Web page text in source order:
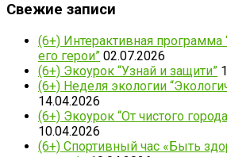
Свежие записи
(6+) Интерактивная программа
его герои” 02.07.2026
(6+) Экоурок “Узнай и защити”
(6+) Неделя экологии
14.04.2026
(6+) Экоурок “От чистого
10.04.2026
(6+) Спортивный час «Быть